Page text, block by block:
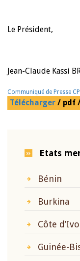
Le Président,
Jean-Claude Kassi
Communiqué de Presse
Télécharger / pdf
Etats
Bénin
Burkina
Côte
Guinée-